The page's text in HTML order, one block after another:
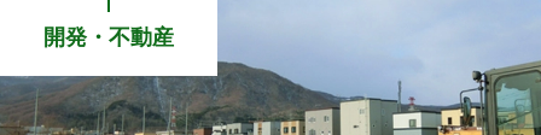
開発・不動産